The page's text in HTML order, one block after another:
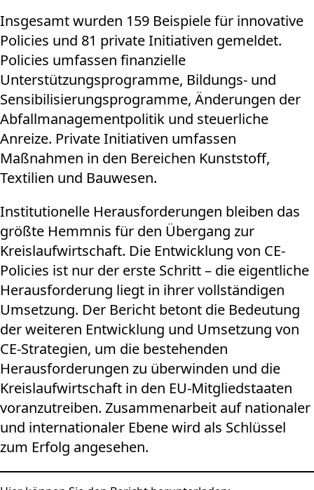
Insgesamt wurden 159 Beispiele für innovative
Policies und 81 private Initiativen gemeldet.
Policies umfassen finanzielle
Unterstützungsprogramme, Bildungs- und
Sensibilisierungsprogramme, Änderungen der
Abfallmanagementpolitik und steuerliche
Anreize. Private Initiativen umfassen
Maßnahmen in den Bereichen Kunststoff,
Textilien und Bauwesen.
Institutionelle Herausforderungen bleiben das
größte Hemmnis für den Übergang zur
Kreislaufwirtschaft. Die Entwicklung von CE-
Policies ist nur der erste Schritt – die eigentliche
Herausforderung liegt in ihrer vollständigen
Umsetzung. Der Bericht betont die Bedeutung
der weiteren Entwicklung und Umsetzung von
CE-Strategien, um die bestehenden
Herausforderungen zu überwinden und die
Kreislaufwirtschaft in den EU-Mitgliedstaaten
voranzutreiben. Zusammenarbeit auf nationaler
und internationaler Ebene wird als Schlüssel
zum Erfolg angesehen.